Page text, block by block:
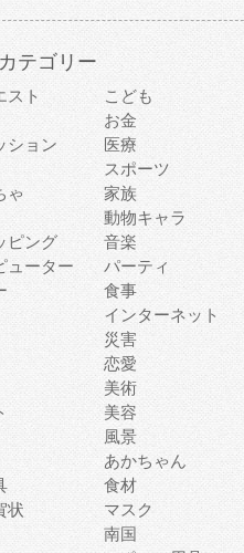
テゴリー
スト こども
お金
ション
医療
スポーツ
ゃ
家族
動物キャラ
ピング
音楽
ューター
パーティ
食事
インターネット
災害
恋愛
美術
美容
風景
あかちゃん
食材
状
マスク
南国